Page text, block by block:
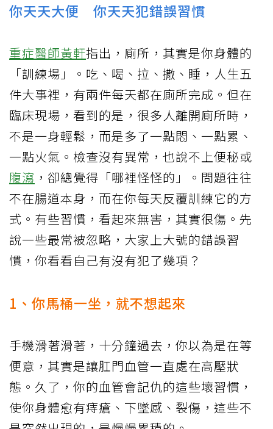
你天天大便 你天天犯錯誤習慣
重症醫師黃軒指出，廁所，其實是你身體的
「訓練場」。吃、喝、拉、撒、睡，人生五
件大事裡，有兩件每天都在廁所完成。但在
臨床現場，看到的是，很多人離開廁所時，
不是一身輕鬆，而是多了一點悶、一點累、
一點火氣。檢查沒有異常，也說不上便秘或
腹瀉 ，卻總覺得「哪裡怪怪的」。問題往往
不在腸道本身，而在你每天反覆訓練它的方
式。有些習慣，看起來無害，其實很傷。先
說一些最常被忽略，大家上大號的錯誤習
慣，你看看自己有沒有犯了幾項？
1、你馬桶一坐，就不想起來
手機滑著滑著，十分鐘過去，你以為是在等
便意，其實是讓肛門血管一直處在高壓狀
態。久了，你的血管會記仇的這些壞習慣，
使你身體愈有痔瘡、下墜感、裂傷，這些不